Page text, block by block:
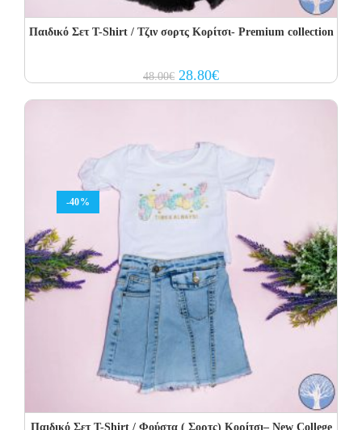
Παιδικό Σετ T-Shirt / Τζιν σορτς Κορίτσι- Premium collection
48.00€ Original
price
28.80€Current
price
-40%
Παιδικό Σετ Τ-Shirt / Φούστα ( Σορτς) Κορίτσι– New College